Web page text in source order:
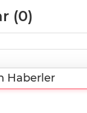
(0)
Haberler